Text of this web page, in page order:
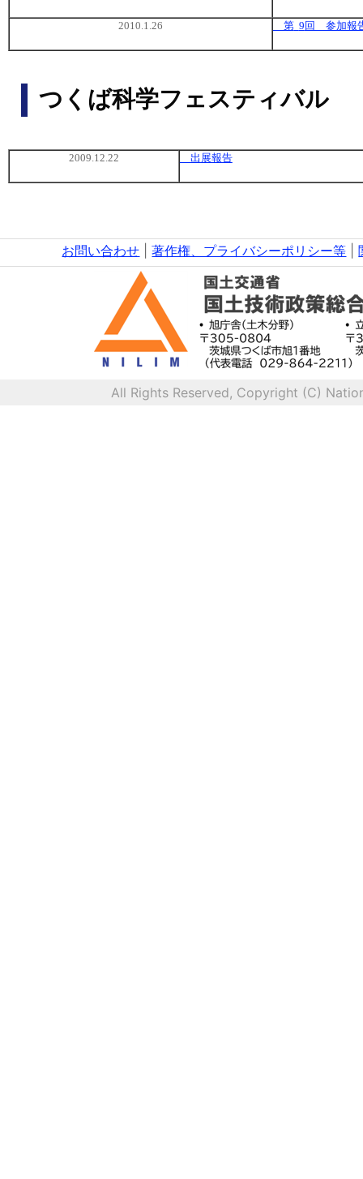
2010.1.26 第 9回 参加報
つくば科学フェスティバル
2009.12.22 出展報告
お問い合わせ |著作権、プライバシーポリシー等 |
All Rights Reserved, Copyright (C)